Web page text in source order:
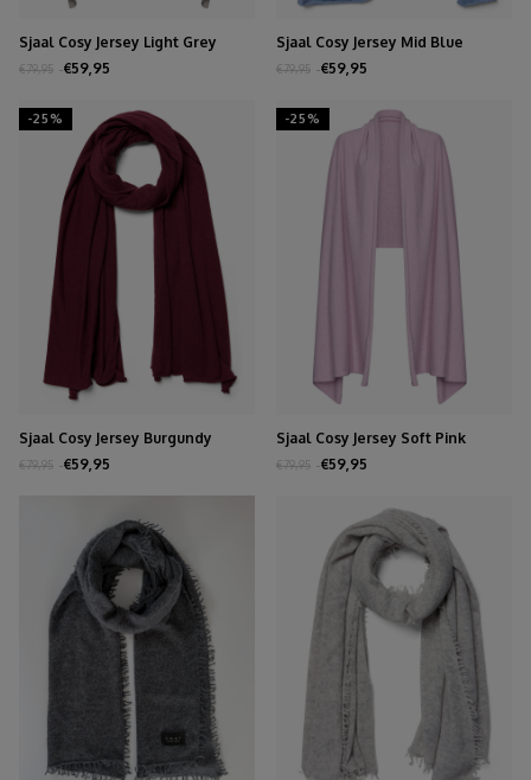
Sjaal Cosy Jersey Light Grey
Melange
€79,95 €59,95
Sjaal Cosy Jersey Mid Blue
Melange
€79,95 €59,95
-25%
Sjaal Cosy Jersey Burgundy
Melange
€79,95 €59,95
-25%
Sjaal Cosy Jersey Soft Pink
Melange
€79,95 €59,95